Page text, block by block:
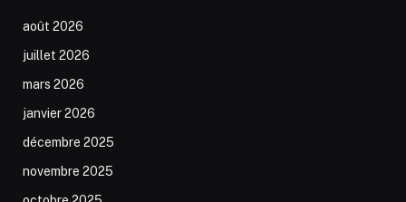
août 2026
juillet 2026
mars 2026
janvier 2026
décembre 2025
novembre 2025